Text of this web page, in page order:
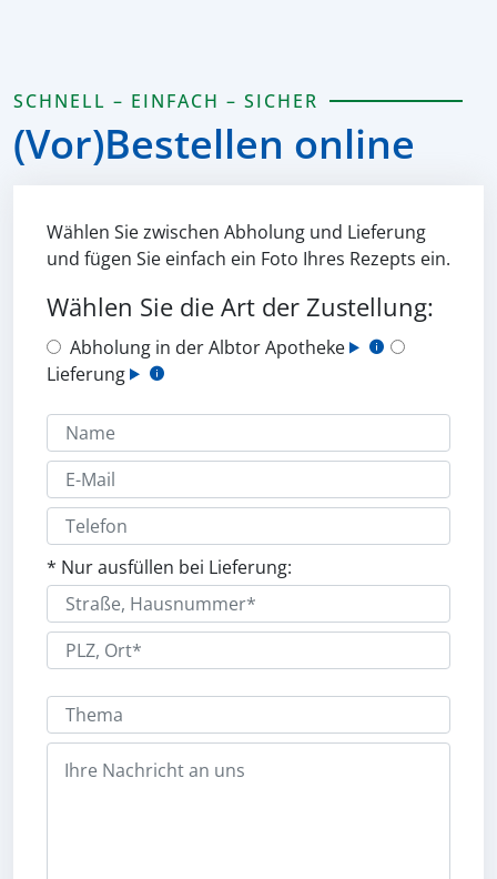
SCHNELL – EINFACH – SICHER
(Vor⁠)​Bestellen online
Wählen Sie zwischen Abholung und Lieferung
und fügen Sie einfach ein Foto Ihres Rezepts ein.
Wählen Sie die Art der Zustellung:
Abholung in der Albtor Apotheke
Lieferung
* Nur ausfüllen bei Lieferung: